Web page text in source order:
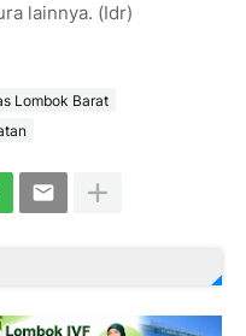
lainnya. (Idr)
Lombok Barat